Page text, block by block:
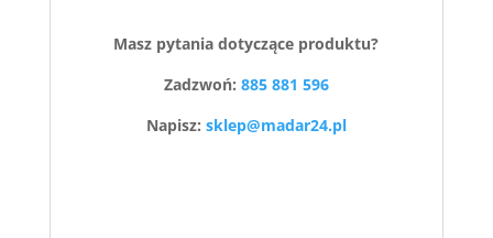
Masz pytania dotyczące produktu?
Zadzwoń: 885 881 596
Napisz: sklep@madar24.pl